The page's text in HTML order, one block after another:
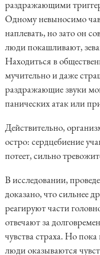
раздражающими
Одному невыносимо
наплевать, но зато он
люди покашливают,
Находиться в
мучительно и даже
раздражающие звуки
панических атак или
Действительно,
остро: сердцебиение
потеет, сильно
В исследовании,
доказано, что сильнее
реагируют части
отвечают за
чувства страха. Но
люди оказываются